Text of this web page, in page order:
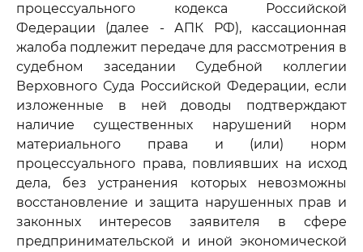
процессуального кодекса Российской
Федерации (далее - АПК РФ), кассационная
жалоба подлежит передаче для рассмотрения в
судебном заседании Судебной коллегии
Верховного Суда Российской Федерации, если
изложенные в ней доводы подтверждают
наличие существенных нарушений норм
материального права и (или) норм
процессуального права, повлиявших на исход
дела, без устранения которых невозможны
восстановление и защита нарушенных прав и
законных интересов заявителя в сфере
предпринимательской и иной экономической